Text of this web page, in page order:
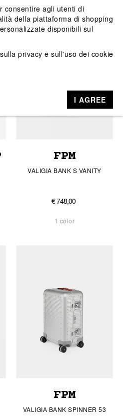
FPM
VALIGIA BANK S VANITY
€ 748,00
1 color
FPM
VALIGIA BANK SPINNER 53
consentire agli utenti di
della piattaforma di shopping
disponibili sul
privacy e sull'uso dei cookie
I AGREE